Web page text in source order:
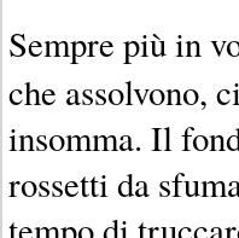
Sempre più in
che assolvono,
insomma. Il
rossetti da